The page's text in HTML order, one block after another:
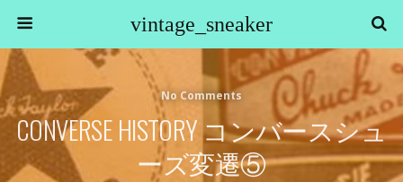
vintage_sneaker
No Comments
CONVERSE HISTORY コンバースシュ
ーズ変遷⑤